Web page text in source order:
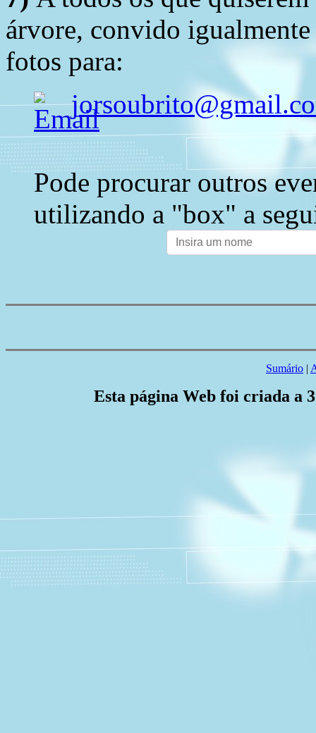
árvore, convido
fotos para:
Pode procurar outros
utilizando a "box" a
Sumário |
Esta página Web foi criada a